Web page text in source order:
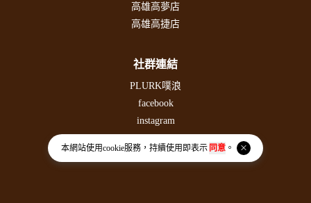
本網站使用cookie服務，持續使用即表示 同意。
高雄高夢店
高雄高捷店
社群連結
PLURK噗浪
facebook
instagram
threads